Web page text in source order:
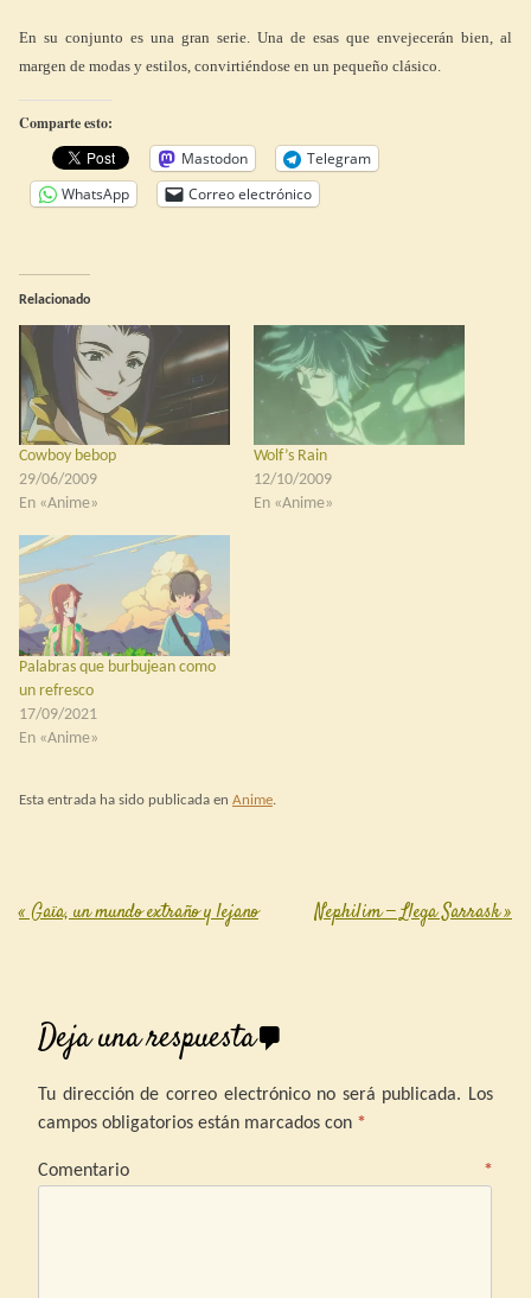
En su conjunto es una gran serie. Una de esas que envejecerán bien, al
margen de modas y estilos, convirtiéndose en un pequeño clásico.
Comparte esto:
Mastodon
Telegram
WhatsApp
Correo electrónico
Relacionado
Cowboy bebop
29/06/2009
En «Anime»
Wolf’s Rain
12/10/2009
En «Anime»
Palabras que burbujean como
un refresco
17/09/2021
En «Anime»
Esta entrada ha sido publicada en Anime.
Post navigation
«Gaïa, un mundo extraño y lejano Nephilim — Llega Sarrask»
Deja una respuesta
Tu dirección de correo electrónico no será publicada. Los
campos obligatorios están marcados con *
Comentario *